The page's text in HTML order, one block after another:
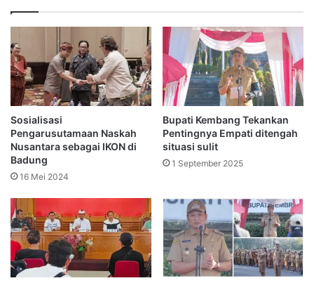
Sosialisasi
Pengarusutamaan Naskah
Nusantara sebagai IKON di
Badung
16 Mei 2024
Bupati Kembang Tekankan
Pentingnya Empati ditengah
situasi sulit
1 September 2025